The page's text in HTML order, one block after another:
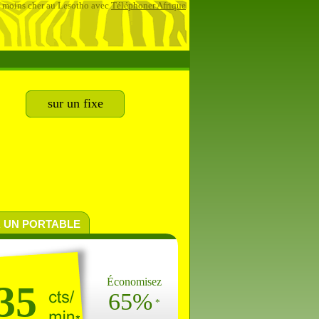
cher au Lesotho avecTéléphoner Afrique
sur un fixe
UN PORTABLE
Économisez
65% *